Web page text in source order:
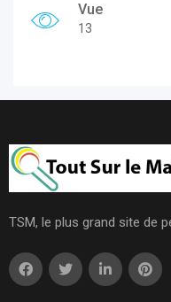
Vue
13
TSM, le plus grand site de